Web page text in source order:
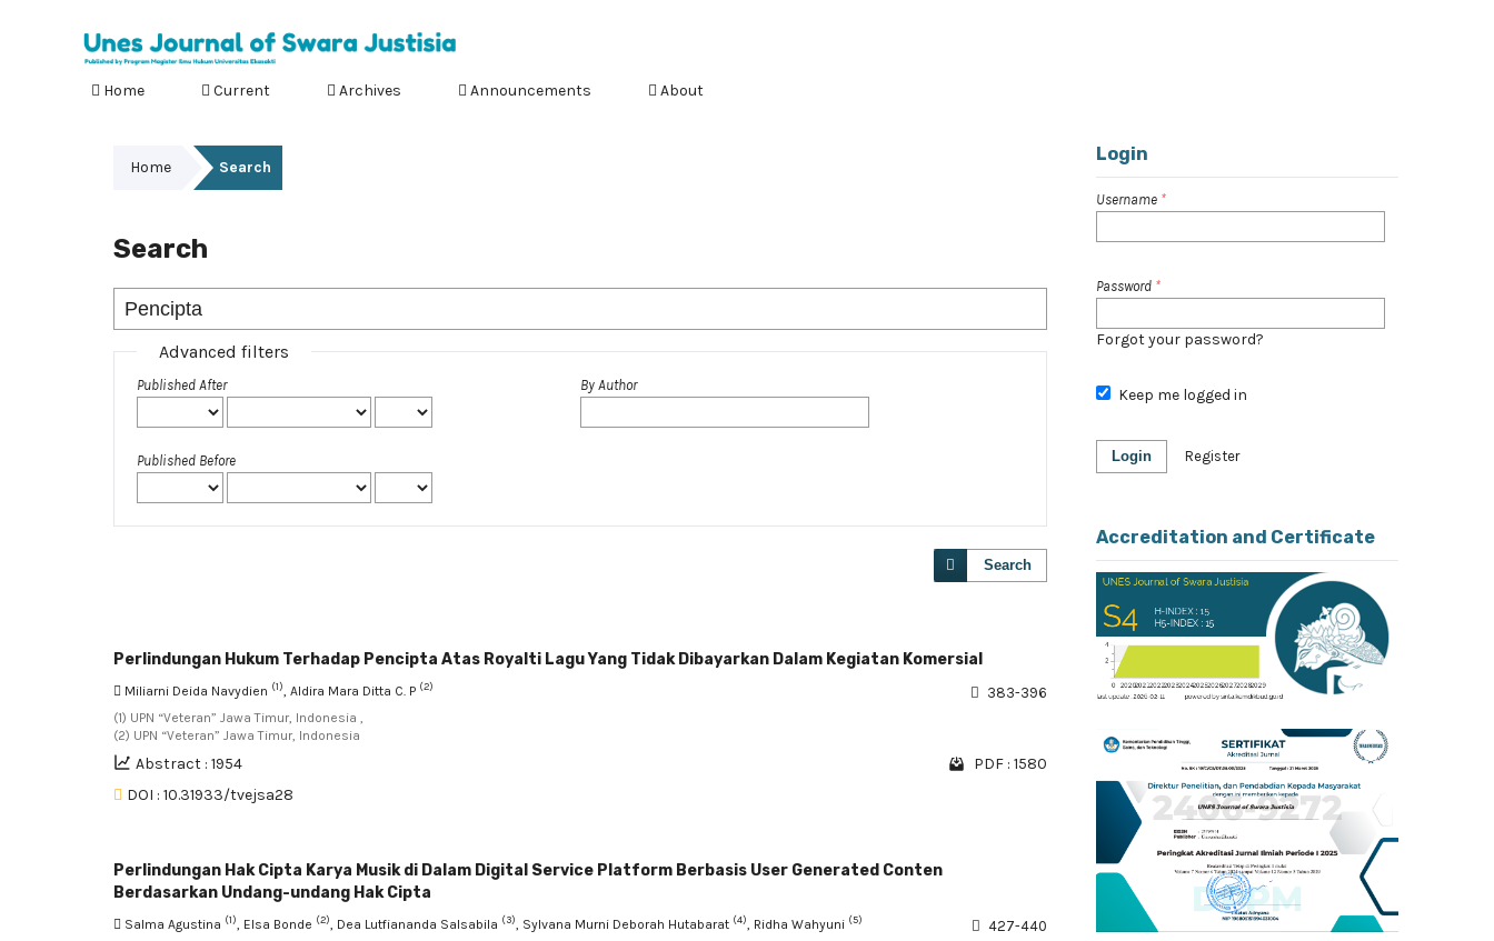
Home Current Archives Announcements About
Home Search
Search
Advanced filters
Published After
Published Before
By Author
Search
Perlindungan Hukum Terhadap Pencipta Atas Royalti Lagu Yang Tidak Dibayarkan Dalam Kegiatan Komersial
Miliarni Deida Navydien (1), Aldira Mara Ditta C. P (2)
(1) UPN “Veteran” Jawa Timur, Indonesia ,
(2) UPN “Veteran” Jawa Timur, Indonesia
383-396
Abstract : 1954
PDF : 1580
DOI : 10.31933/tvejsa28
Perlindungan Hak Cipta Karya Musik di Dalam Digital Service Platform Berbasis User Generated Conten
Berdasarkan Undang-undang Hak Cipta
Salma Agustina (1), Elsa Bonde (2), Dea Lutfiananda Salsabila (3), Sylvana Murni Deborah Hutabarat (4), Ridha Wahyuni (5) 427-440
Login
Username *
Password *
Forgot your password?
Keep me logged in
Login Register
Accreditation and Certificate